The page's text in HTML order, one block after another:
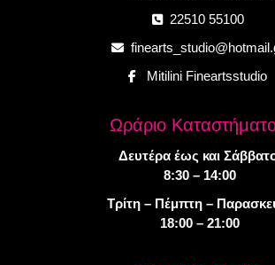
22510 55100
Mitilini Fineartsstudio
Ωράριο
Δευτέρα έως και
8:30 – 14:00
Τρίτη – Πέμπτη –
18:00 – 21:00